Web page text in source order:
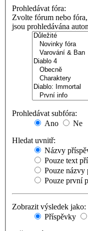
Prohledávat fóra:
Zvolte fórum nebo
jsou prohledávána
Prohledávat subfóra:
Ano
Ne
Hledat uvnitř:
Názvy
Pouze text
Pouze názvy
Pouze první
Zobrazit výsledek jako:
Příspěvky